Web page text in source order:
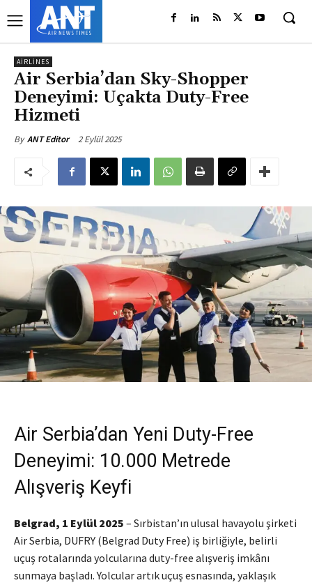
AIRLINES
Air Serbia’dan Sky-Shopper
Deneyimi: Uçakta Duty-Free
Hizmeti
By ANT Editor 2 Eylül 2025
Air Serbia’dan Yeni Duty-Free
Deneyimi: 10.000 Metrede
Alışveriş Keyfi
Belgrad, 1 Eylül 2025 – Sırbistan’ın ulusal havayolu şirketi
Air Serbia, DUFRY (Belgrad Duty Free) iş birliğiyle, belirli
uçuş rotalarında yolcularına duty-free alışveriş imkânı
sunmaya başladı. Yolcular artık uçuş esnasında, yaklaşık